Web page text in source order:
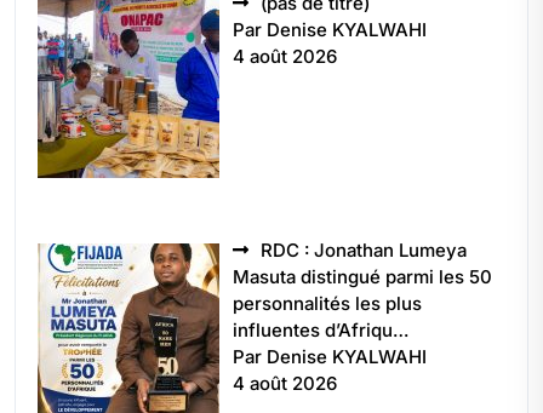
5496
Par Denise KYALWAHI
4 août 2026
RDC : Jonathan Lumeya
Masuta distingué parmi les 50
personnalités les plus
influentes d’Afriqu…
Par Denise KYALWAHI
4 août 2026